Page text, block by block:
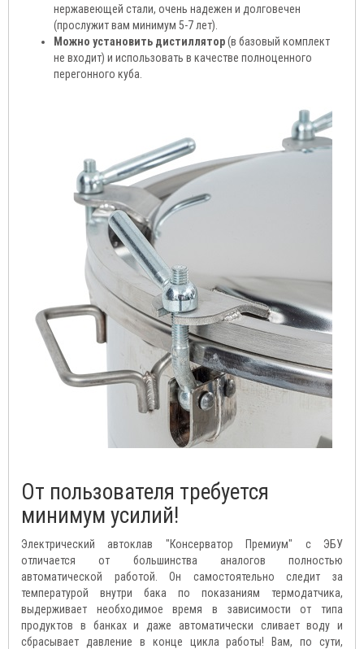
нержавеющей стали, очень надежен и долговечен
(прослужит вам минимум 5-7 лет).
Можно установить дистиллятор(в базовый комплект
не входит) и использовать в качестве полноценного
перегонного куба.
От пользователя требуется
минимум усилий!
Электрический автоклав "Консерватор Премиум" с ЭБУ
отличается от большинства аналогов полностью
автоматической работой. Он самостоятельно следит за
температурой внутри бака по показаниям термодатчика,
выдерживает необходимое время в зависимости от типа
продуктов в банках и даже автоматически сливает воду и
сбрасывает давление в конце цикла работы! Вам, по сути,